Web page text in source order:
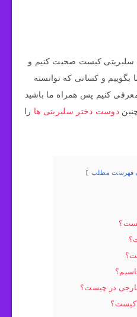
سلبریتی کیست صحبت کنیم و
بگوییم و کسانی که توانسته
کنیم پس همراه ما باشید
دوست دختر سلبریتی ها را
فهرست مطلب
خارجی در چیست؟
کیست؟